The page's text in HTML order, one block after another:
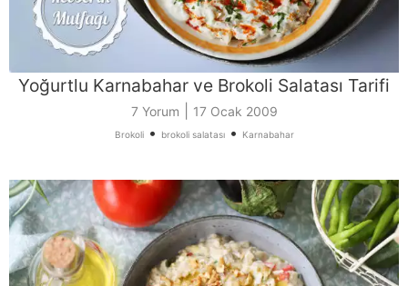
Yoğurtlu Karnabahar ve Brokoli Salatası Tarifi
7 Yorum 17 Ocak 2009
Brokoli• brokoli salatası• Karnabahar